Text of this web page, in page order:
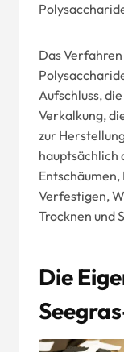
Das
Aufschluss,
Verkalkung,
zur
hauptsächlich
Verfestigen,
Trocknen und
Die